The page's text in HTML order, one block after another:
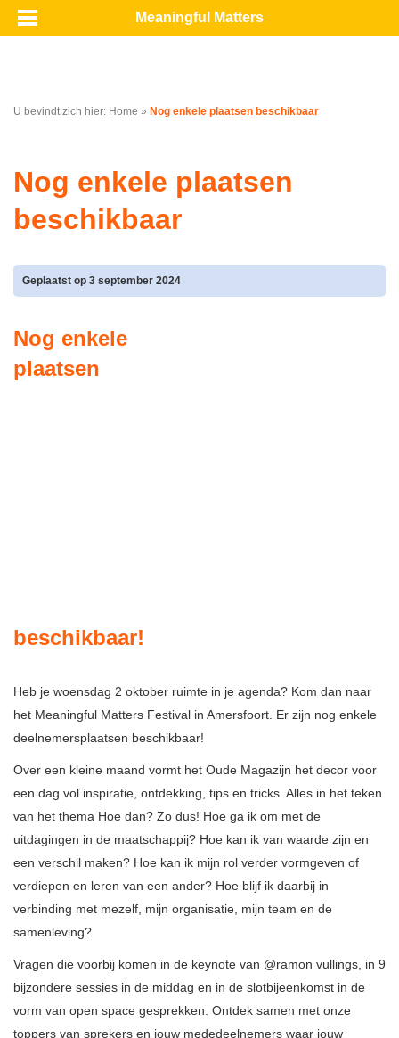
Meaningful Matters
U bevindt zich hier: Home » Nog enkele plaatsen beschikbaar
Nog enkele plaatsen
beschikbaar
Geplaatst op 3 september 2024
Nog enkele
plaatsen
beschikbaar!
Heb je woensdag 2 oktober ruimte in je agenda? Kom dan naar
het Meaningful Matters Festival in Amersfoort. Er zijn nog enkele
deelnemersplaatsen beschikbaar!
Over een kleine maand vormt het Oude Magazijn het decor voor
een dag vol inspiratie, ontdekking, tips en tricks. Alles in het teken
van het thema Hoe dan? Zo dus! Hoe ga ik om met de
uitdagingen in de maatschappij? Hoe kan ik van waarde zijn en
een verschil maken? Hoe kan ik mijn rol verder vormgeven of
verdiepen en leren van een ander? Hoe blijf ik daarbij in
verbinding met mezelf, mijn organisatie, mijn team en de
samenleving?
Vragen die voorbij komen in de keynote van @ramon vullings, in 9
bijzondere sessies in de middag en in de slotbijeenkomst in de
vorm van open space gesprekken. Ontdek samen met onze
toppers van sprekers en jouw mededeelnemers waar jouw